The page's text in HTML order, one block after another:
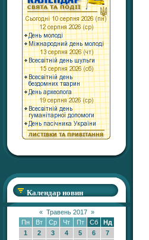
Календар новин
« Травень 2017 »
Пн
Вт Ср Чт Пт Сб
Нд
1
2 3 4 5 6
7